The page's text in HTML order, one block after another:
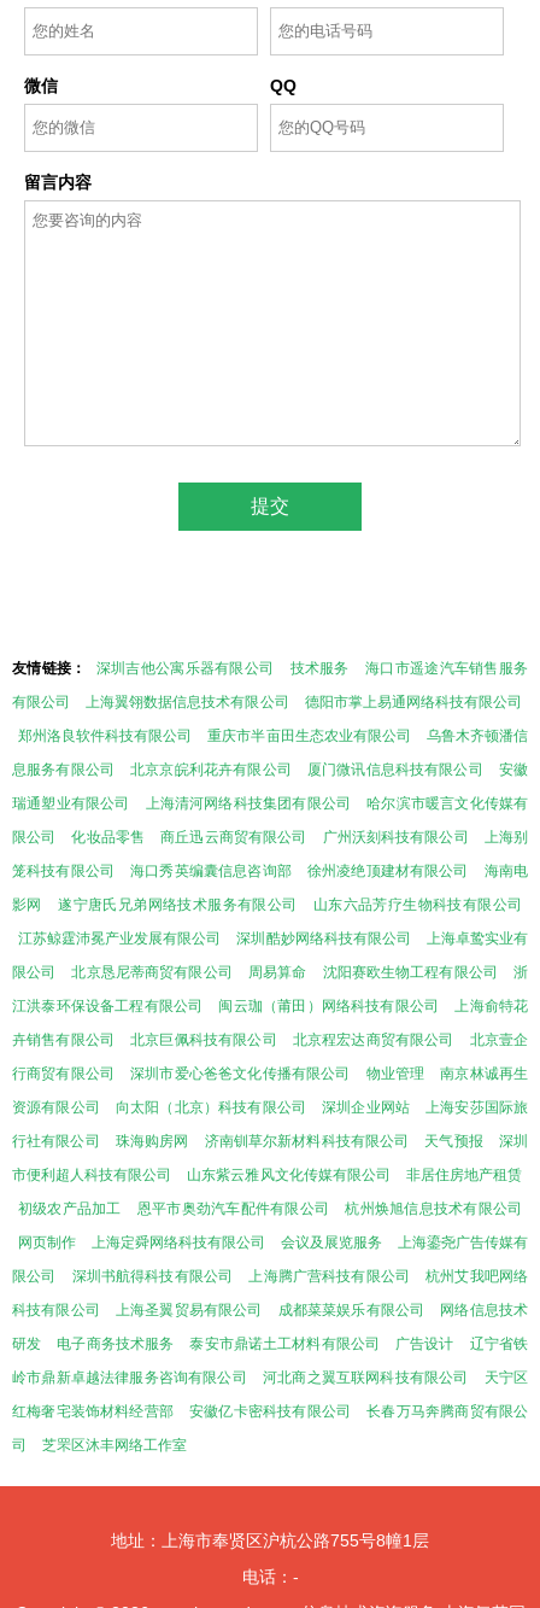
微信 QQ
留言内容
友情链接： 深圳吉他公寓乐器有限公司 技术服务
海口市遥途汽车销售服务
有限公司
上海翼翎数据信息技术有限公司
德阳市掌上易通网络科技有限公司
郑州洛良软件科技有限公司
重庆市半亩田生态农业有限公司
乌鲁木齐顿潘信
息服务有限公司
北京京皖利花卉有限公司 厦门微讯信息科技有限公司
安徽
瑞通塑业有限公司
上海清河网络科技集团有限公司
哈尔滨市暖言文化传媒有
限公司
化妆品零售 商丘迅云商贸有限公司 广州沃刻科技有限公司
上海别
笼科技有限公司
海口秀英编囊信息咨询部 徐州凌绝顶建材有限公司
海南电
影网
遂宁唐氏兄弟网络技术服务有限公司
山东六品芳疗生物科技有限公司
江苏鲸霆沛冕产业发展有限公司
深圳酷妙网络科技有限公司
上海卓鸷实业有
限公司
北京恳尼蒂商贸有限公司 周易算命 沈阳赛欧生物工程有限公司
浙
江洪泰环保设备工程有限公司
闽云珈（莆田）网络科技有限公司
上海俞特花
卉销售有限公司
北京巨佩科技有限公司 北京程宏达商贸有限公司
北京壹企
行商贸有限公司
深圳市爱心爸爸文化传播有限公司 物业管理
南京林诚再生
资源有限公司
向太阳（北京）科技有限公司 深圳企业网站
上海安莎国际旅
行社有限公司
珠海购房网 济南钏草尔新材料科技有限公司 天气预报
深圳
市便利超人科技有限公司
山东紫云雅风文化传媒有限公司
非居住房地产租赁
初级农产品加工
恩平市奥劲汽车配件有限公司
杭州焕旭信息技术有限公司
网页制作
上海定舜网络科技有限公司 会议及展览服务
上海鎏尧广告传媒有
限公司
深圳书航得科技有限公司 上海腾广营科技有限公司
杭州艾我吧网络
科技有限公司
上海圣翼贸易有限公司 成都菜菜娱乐有限公司
网络信息技术
研发
电子商务技术服务 泰安市鼎诺土工材料有限公司 广告设计
辽宁省铁
岭市鼎新卓越法律服务咨询有限公司
河北商之翼互联网科技有限公司
天宁区
红梅奢宅装饰材料经营部
安徽亿卡密科技有限公司
长春万马奔腾商贸有限公
司
芝罘区沐丰网络工作室
地址：上海市奉贤区沪杭公路755号8幢1层
电话：-